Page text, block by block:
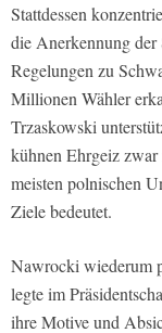
Stattdessen
die Anerkennung der
Regelungen zu
Millionen Wähler
Trzaskowski
kühnen Ehrgeiz
meisten polnischen
Ziele bedeutet.
Nawrocki wiederum
legte im
ihre Motive und